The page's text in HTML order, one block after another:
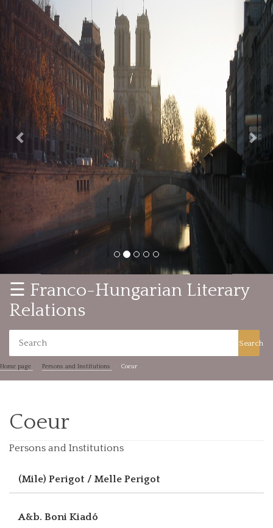
Previous
☰ Franco-Hungarian Literary
Relations
Search
Home page Persons and Institutions Coeur
Coeur
Persons and Institutions
(Mile) Perigot / Melle Perigot
A&b. Boni Kiadó